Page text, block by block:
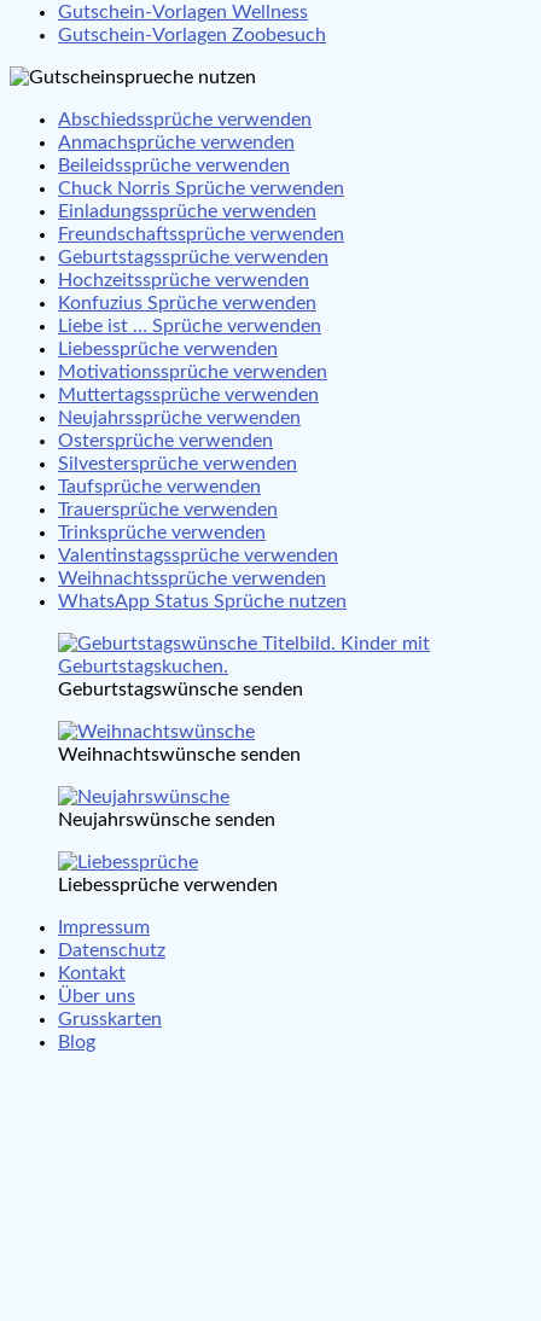
Gutschein-Vorlagen Wellness
Gutschein-Vorlagen Zoobesuch
Abschiedssprüche verwenden
Anmachsprüche verwenden
Beileidssprüche verwenden
Chuck Norris Sprüche verwenden
Einladungssprüche verwenden
Freundschaftssprüche verwenden
Geburtstagssprüche verwenden
Hochzeitssprüche verwenden
Konfuzius Sprüche verwenden
Liebe ist … Sprüche verwenden
Liebessprüche verwenden
Motivationssprüche verwenden
Muttertagssprüche verwenden
Neujahrssprüche verwenden
Ostersprüche verwenden
Silvestersprüche verwenden
Taufsprüche verwenden
Trauersprüche verwenden
Trinksprüche verwenden
Valentinstagssprüche verwenden
Weihnachtssprüche verwenden
WhatsApp Status Sprüche nutzen
Geburtstagswünsche senden
Weihnachtswünsche senden
Neujahrswünsche senden
Liebessprüche verwenden
Impressum
Datenschutz
Kontakt
Über uns
Grusskarten
Blog